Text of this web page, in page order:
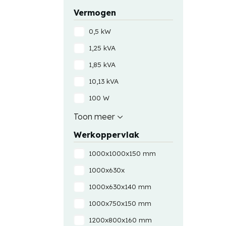
3 A
4 A
400 A AC
400 A DC
5 A
6 A
8 A
Vermogen
0,5 kW
1,25 kVA
1,85 kVA
10,13 kVA
100 W
1000 VA
1200 VA
Toon meer
Werkoppervlak
1000x1000x150 mm
1000x630x
1000x630x140 mm
1000x750x150 mm
1200x800x160 mm